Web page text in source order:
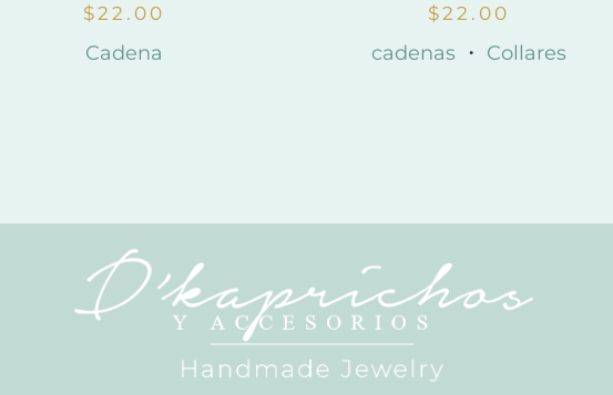
$22.00
Cadena
$22.00
cadenas・ Collares